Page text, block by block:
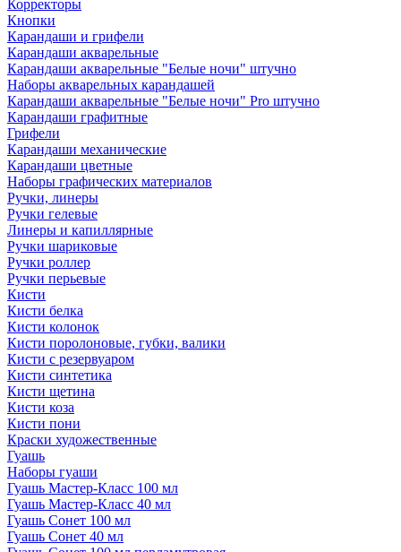
Корректоры
Кнопки
Карандаши и грифели
Карандаши акварельные
Карандаши акварельные "Белые ночи" штучно
Наборы акварельных карандашей
Карандаши акварельные "Белые ночи" Pro штучно
Карандаши графитные
Грифели
Карандаши механические
Карандаши цветные
Наборы графических материалов
Ручки, линеры
Ручки гелевые
Линеры и капиллярные
Ручки шариковые
Ручки роллер
Ручки перьевые
Кисти
Кисти белка
Кисти колонок
Кисти поролоновые, губки, валики
Кисти с резервуаром
Кисти синтетика
Кисти щетина
Кисти коза
Кисти пони
Краски художественные
Гуашь
Наборы гуаши
Гуашь Мастер-Класс 100 мл
Гуашь Мастер-Класс 40 мл
Гуашь Сонет 100 мл
Гуашь Сонет 40 мл